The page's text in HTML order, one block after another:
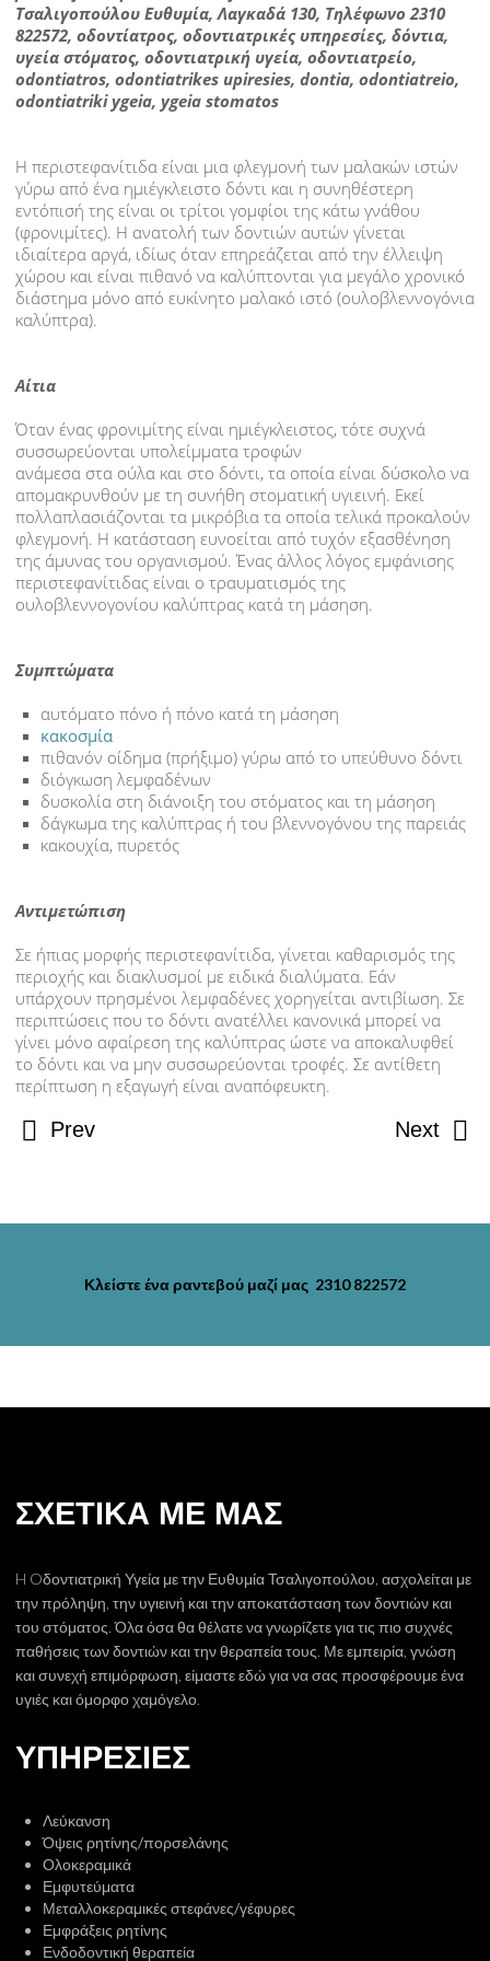
ΝΑΡΘΗΚΑΣ ΠΡΟΣΤΑΣΙΑΣ
ΦΘΟΡΙΟ-ΦΘΟΡΙΩΣΗ
ΟΥΛΙΤΙΔΑ
ΠΕΡΙΟΔΟΝΤΙΤΙΔΑ
ΠΕΡΙΣΤΕΦΑΝΙΤΙΔΑ
ΟΔΟΝΤΙΚΟ ΑΠΟΣΤΗΜΑ
ΑΠΟΚΑΤΑΣΤΑΣΗ ΔΟΝΤΙΩΝ
ΚΑΘΑΡΙΣΜΟΣ ΔΟΝΤΙΩΝ
ΛΕΥΚΑΝΣΗ
ΕΜΦΥΤΕΥΜΑΤΑ
ΟΨΕΙΣ ΠΟΡΣΕΛΑΝΗΣ
ΣΤΕΦΑΝΕΣ
ΓΕΦΥΡΕΣ
ΟΔΟΝΤΙΚΗ ΠΛΑΚΑ
ΕΥΑΙΣΘΗΤΑ ΔΟΝΤΙΑ
ΑΝΑΤΟΜΙΑ ΔΟΝΤΙΟΥ
ΒΡΟΥΞΙΣΜΟΣ-ΤΡΙΞΙΜΟ ΔΟΝΤΙΩΝ
ΘΗΛΑΣΜΟΣ ΑΝΤΙΧΕΙΡΑ
ΟΡΘΟΔΟΝΤΙΚΗ ΚΑΙ ΠΑΙΔΙ
ΚΥΣΤΗ ΑΝΑΤΟΛΗΣ
ΣΤΟΜΑ ΚΑΙ ΥΓΕΙΑ
ΞΗΡΟΣΤΟΜΙΑ
ΕΠΙΧΕΙΛΙΟΣ ΕΡΠΗΣ
ΚΑΝΤΙΝΤΙΑΣΗ-ΜΥΚΗΤΙΑΣΗ ΣΤΟΜΑΤΟΣ
Η περιστεφανίτιδα είναι μια φλεγμονή των μαλακών ιστών
γύρω από ένα ημιέγκλειστο δόντι και η συνηθέστερη
εντόπισή της είναι οι τρίτοι γομφίοι της κάτω γνάθου
(φρονιμίτες). Η ανατολή των δοντιών αυτών γίνεται
ιδιαίτερα αργά, ιδίως όταν επηρεάζεται από την έλλειψη
χώρου και είναι πιθανό να καλύπτονται για μεγάλο χρονικό
διάστημα μόνο από ευκίνητο μαλακό ιστό (ουλοβλεννογόνια
καλύπτρα).
Αίτια
Όταν ένας φρονιμίτης είναι ημιέγκλειστος, τότε συχνά
συσσωρεύονται υπολείμματα τροφών
ανάμεσα στα ούλα και στο δόντι, τα οποία είναι δύσκολο να
απομακρυνθούν με τη συνήθη στοματική υγιεινή. Εκεί
πολλαπλασιάζονται τα μικρόβια τα οποία τελικά προκαλούν
φλεγμονή. Η κατάσταση ευνοείται από τυχόν εξασθένηση
της άμυνας του οργανισμού. Ένας άλλος λόγος εμφάνισης
περιστεφανίτιδας είναι ο τραυματισμός της
ουλοβλεννογονίου καλύπτρας κατά τη μάσηση.
Συμπτώματα
αυτόματο πόνο ή πόνο κατά τη μάσηση
κακοσμία
πιθανόν οίδημα (πρήξιμο) γύρω από το υπεύθυνο δόντι
διόγκωση λεμφαδένων
δυσκολία στη διάνοιξη του στόματος και τη μάσηση
δάγκωμα της καλύπτρας ή του βλεννογόνου της παρειάς
κακουχία, πυρετός
Αντιμετώπιση
Σε ήπιας μορφής περιστεφανίτιδα, γίνεται καθαρισμός της
περιοχής και διακλυσμοί με ειδικά διαλύματα. Εάν
υπάρχουν πρησμένοι λεμφαδένες χορηγείται αντιβίωση. Σε
περιπτώσεις που το δόντι ανατέλλει κανονικά μπορεί να
γίνει μόνο αφαίρεση της καλύπτρας ώστε να αποκαλυφθεί
το δόντι και να μην συσσωρεύονται τροφές. Σε αντίθετη
περίπτωση η εξαγωγή είναι αναπόφευκτη.
Prev Next
Κλείστε ένα ραντεβού μαζί μας 2310 822572
ΣΧΕΤΙΚΑ ΜΕ ΜΑΣ
H Oδοντιατρική Υγεία με την Ευθυμία Τσαλιγοπούλου, ασχολείται με
την πρόληψη, την υγιεινή και την αποκατάσταση των δοντιών και
του στόματος. Όλα όσα θα θέλατε να γνωρίζετε για τις πιο συχνές
παθήσεις των δοντιών και την θεραπεία τους. Με εμπειρία, γνώση
και συνεχή επιμόρφωση, είμαστε εδώ για να σας προσφέρουμε ένα
υγιές και όμορφο χαμόγελο.
ΥΠΗΡΕΣΙΕΣ
Λεύκανση
​Όψεις ρητίνης/πορσελάνης
​Ολοκεραμικά
Εμφυτεύματα
Μεταλλοκεραμικές στεφάνες/γέφυρες
​Εμφράξεις ρητίνης
Ενδοδοντική θεραπεία